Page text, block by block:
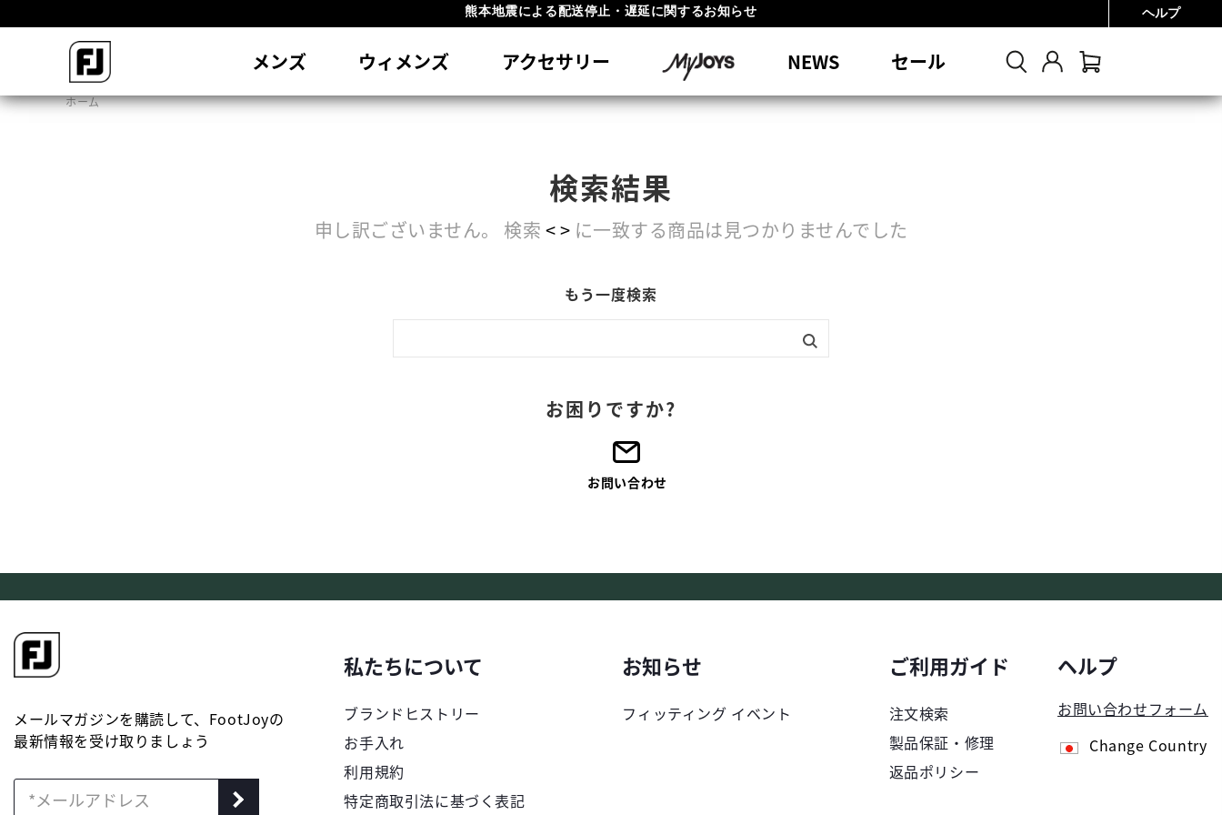
熊本地震による配送停止・遅延に関するお知らせ
#1 SHOE IN GOLF #1 GLOVE IN GOLF
ヘルプ
メンズ ウィメンズ アクセサリー NEWS セール
ホーム
検索結果
申し訳ございません。 検索 < > に一致する商品は見つかりませんでした
もう一度検索
お困りですか?
お問い合わせ
メールマガジンを購読して、FootJoyの
最新情報を受け取りましょう
私たちについて
ブランドヒストリー
お手入れ
利用規約
特定商取引法に基づく表記
お知らせ
フィッティング イベント
ご利用ガイド
注文検索
製品保証・修理
返品ポリシー
ヘルプ
お問い合わせフォーム
Change Country